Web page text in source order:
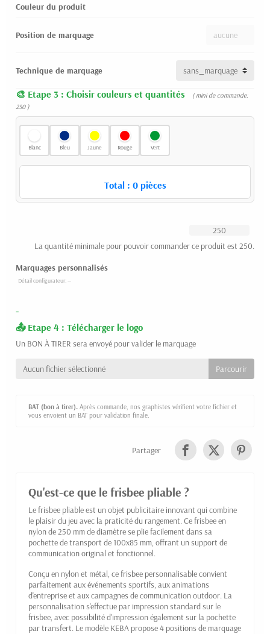
Couleur du produit
Position de marquage
Technique de marquage
Etape 3 : Choisir couleurs et quantités
( mini de commande:
250 )
Blanc Bleu Jaune Rouge Vert
Total : 0pièces
La quantité minimale pour pouvoir commander ce produit est 250.
Marquages personnalisés
-
Etape 4 : Télécharger le logo
Un BON À TIRER sera envoyé pour valider le marquage
Aucun fichier sélectionné
BAT (bon à tirer). Après commande, nos graphistes vérifient votre fichier et
vous envoient un BAT pour validation finale.
Partager
Qu'est-ce que le frisbee pliable ?
Le frisbee pliable est un objet publicitaire innovant qui combine
le plaisir du jeu avec la praticité du rangement. Ce frisbee en
nylon de 250 mm de diamètre se plie facilement dans sa
pochette de transport de 100x85 mm, offrant un support de
communication original et fonctionnel.
Conçu en nylon et métal, ce frisbee personnalisable convient
parfaitement aux événements sportifs, aux animations
d'entreprise et aux campagnes de communication outdoor. La
personnalisation s'effectue par impression standard sur le
frisbee, avec possibilité d'impression également sur la pochette
par transfert. Le modèle KEBA propose 4 positions de marquage